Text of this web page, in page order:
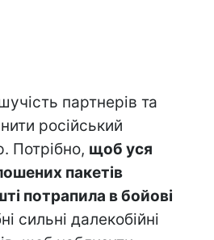
партнерів та
російський
Потрібно, щоб уся
пакетів
потрапила в бойові
сильні далекобійні